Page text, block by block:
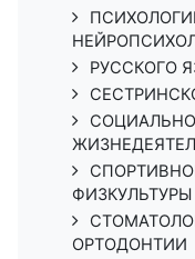
РУССКОГО
ФИЗКУЛЬТУРЫ
ОРТОДОНТИИ